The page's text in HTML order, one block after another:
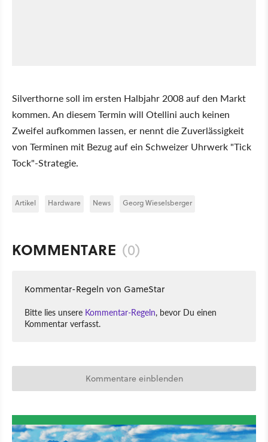
Silverthorne soll im ersten Halbjahr 2008 auf den Markt
kommen. An diesem Termin will Otellini auch keinen
Zweifel aufkommen lassen, er nennt die Zuverlässigkeit
von Terminen mit Bezug auf ein Schweizer Uhrwerk "Tick
Tock"-Strategie.
Artikel Hardware News Georg Wieselsberger
KOMMENTARE (0)
Kommentar-Regeln von GameStar
Bitte lies unsere Kommentar-Regeln, bevor Du einen
Kommentar verfasst.
Kommentare einblenden